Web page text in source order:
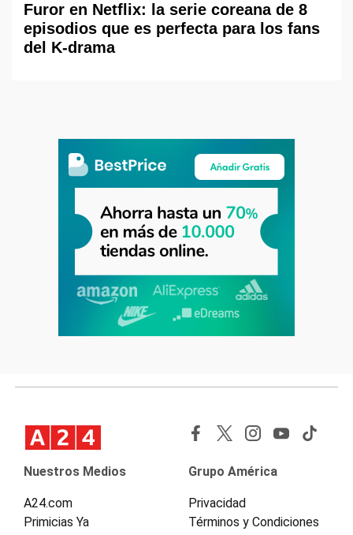
Furor en Netflix: la serie coreana de 8
episodios que es perfecta para los fans
del K-drama
Nuestros Medios
A24.com
Primicias Ya
Grupo América
Privacidad
Términos y Condiciones